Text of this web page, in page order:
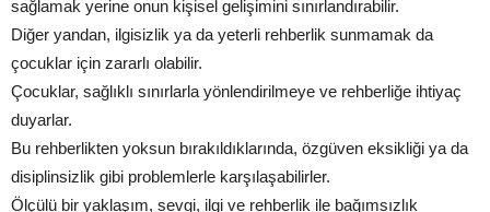
sağlamak yerine onun kişisel gelişimini sınırlandırabilir.
Diğer yandan, ilgisizlik ya da yeterli rehberlik sunmamak da
çocuklar için zararlı olabilir.
Çocuklar, sağlıklı sınırlarla yönlendirilmeye ve rehberliğe ihtiyaç
duyarlar.
Bu rehberlikten yoksun bırakıldıklarında, özgüven eksikliği ya da
disiplinsizlik gibi problemlerle karşılaşabilirler.
Ölçülü bir yaklaşım, sevgi, ilgi ve rehberlik ile bağımsızlık